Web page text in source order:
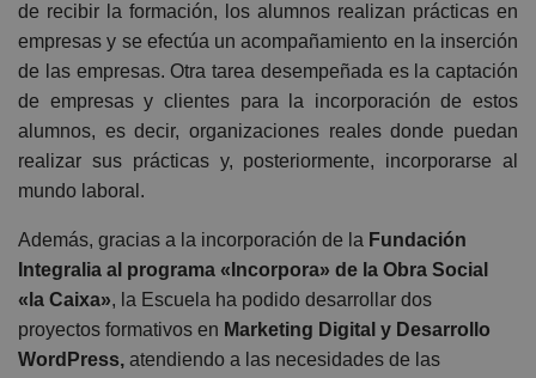
de recibir la formación, los alumnos realizan prácticas en
empresas y se efectúa un acompañamiento en la inserción
de las empresas. Otra tarea desempeñada es la captación
de empresas y clientes para la incorporación de estos
alumnos, es decir, organizaciones reales donde puedan
realizar sus prácticas y, posteriormente, incorporarse al
mundo laboral.
Además, gracias a la incorporación de la Fundación
Integralia al programa «Incorpora» de la Obra Social
«la Caixa», la Escuela ha podido desarrollar dos
proyectos formativos en Marketing Digital y Desarrollo
WordPress, atendiendo a las necesidades de las